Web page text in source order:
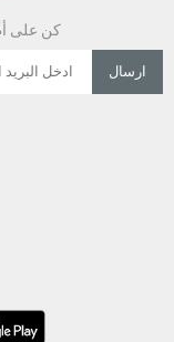
كن على
ارسال